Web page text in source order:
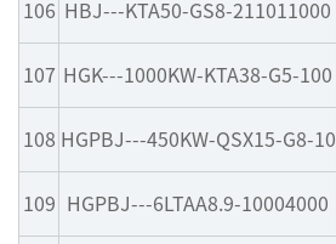
106 HBJ---KTA50-GS8-211011000
107 HGK---1000KW-KTA38-G5-100
108 HGPBJ---450KW-QSX15-G8-10
109 HGPBJ---6LTAA8.9-10004000